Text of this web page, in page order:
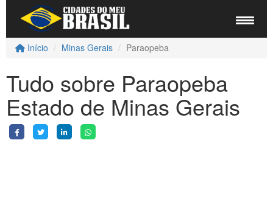
Início Minas Gerais Paraopeba
Tudo sobre Paraopeba
Estado de Minas Gerais